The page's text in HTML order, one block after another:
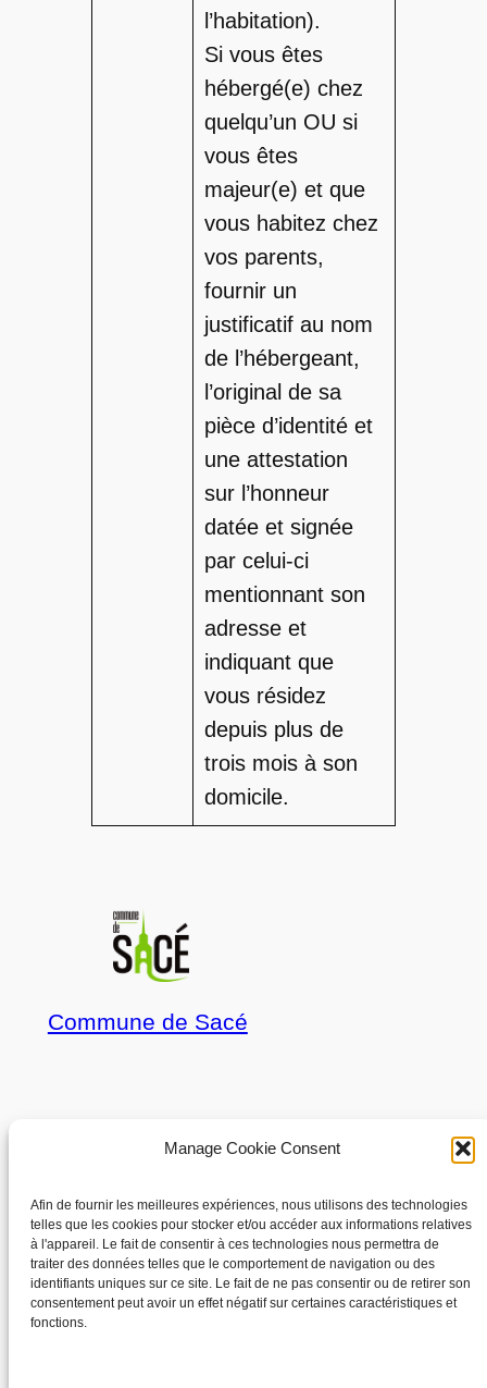
Manage Cookie Consent
Afin de fournir les meilleures expériences, nous utilisons des technologies
telles que les cookies pour stocker et/ou accéder aux informations relatives
à l'appareil. Le fait de consentir à ces technologies nous permettra de
traiter des données telles que le comportement de navigation ou des
identifiants uniques sur ce site. Le fait de ne pas consentir ou de retirer son
consentement peut avoir un effet négatif sur certaines caractéristiques et
fonctions.
l’habitation).
Si vous êtes
hébergé(e) chez
quelqu’un OU si
vous êtes
majeur(e) et que
vous habitez chez
vos parents,
fournir un
justificatif au nom
de l’hébergeant,
l’original de sa
pièce d’identité et
une attestation
sur l’honneur
datée et signée
par celui-ci
mentionnant son
adresse et
indiquant que
vous résidez
depuis plus de
trois mois à son
domicile.
Commune de Sacé
Les élus
Confidentialité
Politique de confidentialité
Conditions générales
Mentions Légales
Réseaux sociaux